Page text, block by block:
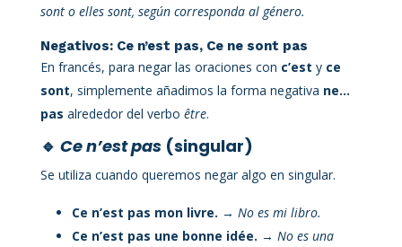
sont o elles sont, según corresponda al género.
Negativos: Ce n’est pas, Ce ne sont pas
En francés, para negar las oraciones con c’est y ce
sont, simplemente añadimos la forma negativa ne…
pas alrededor del verbo être.
🔹 Ce n’est pas(singular)
Se utiliza cuando queremos negar algo en singular.
Ce n’est pas mon livre. → No es mi libro.
Ce n’est pas une bonne idée. → No es una